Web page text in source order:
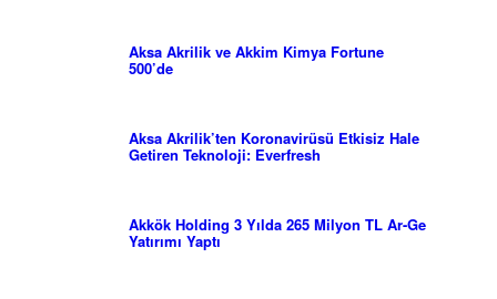
Aksa Akrilik ve Akkim Kimya Fortune
500’de
Aksa Akrilik’ten Koronavirüsü Etkisiz Hale
Getiren Teknoloji: Everfresh
Akkök Holding 3 Yılda 265 Milyon TL Ar-Ge
Yatırımı Yaptı